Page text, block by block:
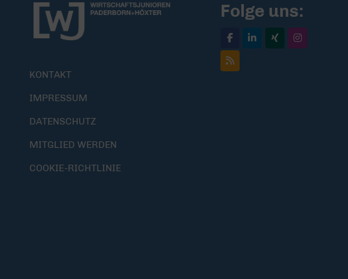
KONTAKT
IMPRESSUM
DATENSCHUTZ
MITGLIED WERDEN
COOKIE-RICHTLINIE
Folge uns: